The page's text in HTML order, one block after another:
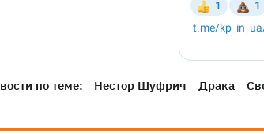
по теме: Нестор Шуфрич Драка